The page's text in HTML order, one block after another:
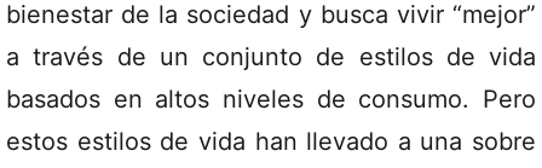
bienestar de la sociedad y busca vivir “mejor”
a través de un conjunto de estilos de vida
basados en altos niveles de consumo. Pero
estos estilos de vida han llevado a una sobre